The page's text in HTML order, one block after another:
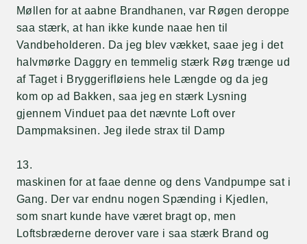
Møllen for at aabne Brandhanen, var Røgen deroppe
saa stærk, at han ikke kunde naae hen til
Vandbeholderen. Da jeg blev vækket, saae jeg i det
halvmørke Daggry en temmelig stærk Røg trænge ud
af Taget i Bryggerifløiens hele Længde og da jeg
kom op ad Bakken, saa jeg en stærk Lysning
gjennem Vinduet paa det nævnte Loft over
Dampmaksinen. Jeg ilede strax til Damp
13.
maskinen for at faae denne og dens Vandpumpe sat i
Gang. Der var endnu nogen Spænding i Kjedlen,
som snart kunde have været bragt op, men
Loftsbræderne derover vare i saa stærk Brand og